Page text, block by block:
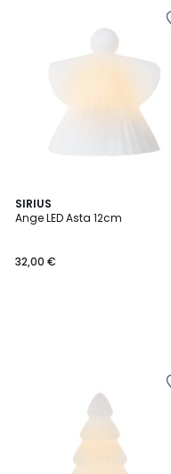
SIRIUS
Ange LED Asta 12cm
32,00 €